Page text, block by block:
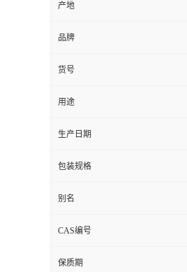
产地
品牌
货号
用途
生产日期
包装规格
别名
CAS编号
保质期